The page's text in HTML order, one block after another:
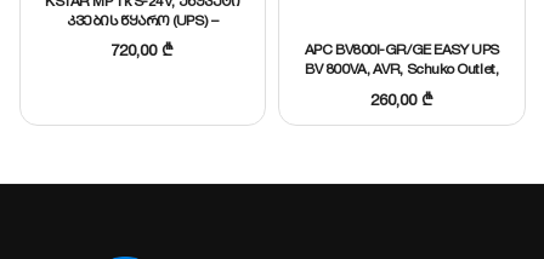
მონაცემთა შენახვას და სისტემების
სტაბილურობას.
კვების წყარო (UPS) –
1KVA/0.9KW On-line Tower,
2x9AH აკუმულატორით
720,00₾
APC BV800I-GR/GE EASY UPS
BV 800VA, AVR, Schuko Outlet,
260,00₾